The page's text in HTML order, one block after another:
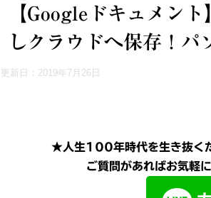
【Googleドキュメン
しクラウドへ保存！パ
更新日： 2019年7月26日
★人生100年時代を生き抜く
ご質問があればお気軽